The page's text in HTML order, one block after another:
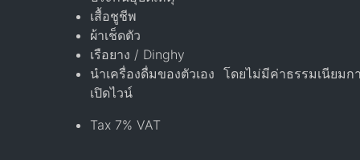
เสื้อชูชีพ
ผ้าเช็ดตัว
เรือยาง / Dinghy
นำเครื่องดื่มของตัวเอง โดยไม่มีค่าธรรมเนียมก
เปิดไวน์
Tax 7% VAT